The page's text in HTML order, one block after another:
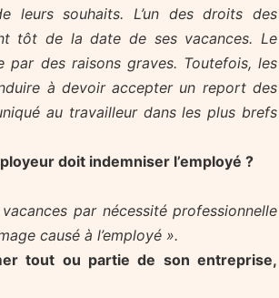
leurs souhaits. L’un des droits des
tôt de la date de ses vacances. Le
des raisons graves. Toutefois, les
à devoir accepter un report des
au travailleur dans les plus brefs
doit indemniser l’employé ?
par nécessité professionnelle
causé à l’employé ».
tout ou partie de son entreprise,